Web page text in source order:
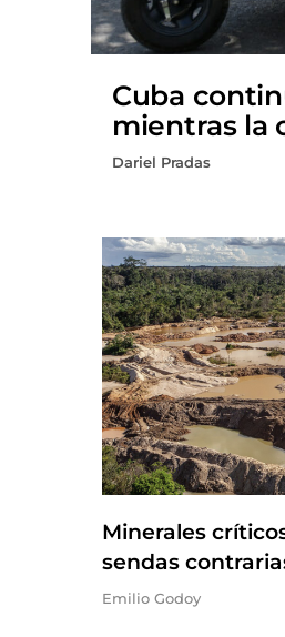
Cuba
mientras la
Dariel Pradas
Minerales
sendas
Emilio Godoy